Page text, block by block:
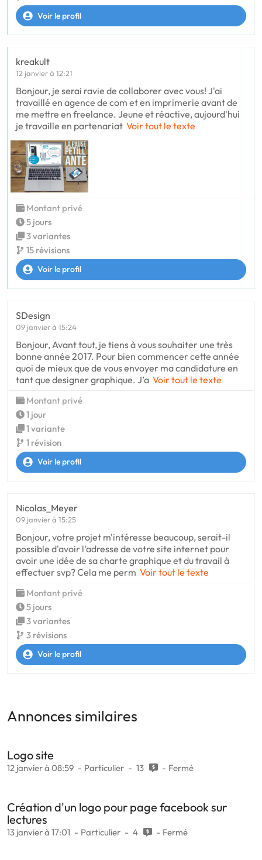
Voir le profil
kreakult
12 janvier à 12:21
Bonjour, je serai ravie de collaborer avec vous! J'ai
travaillé en agence de com et en imprimerie avant de
me mettre en freelance. Jeune et réactive, aujourd'hui
je travaille en partenariat Voir tout le texte
Montant privé
5 jours
3 variantes
15 révisions
Voir le profil
SDesign
09 janvier à 15:24
Bonjour, Avant tout, je tiens à vous souhaiter une très
bonne année 2017. Pour bien commencer cette année
quoi de mieux que de vous envoyer ma candidature en
tant que designer graphique. J’a Voir tout le texte
Montant privé
1 jour
1 variante
1 révision
Voir le profil
Nicolas_Meyer
09 janvier à 15:25
Bonjour, votre projet m'intéresse beaucoup, serait-il
possible d'avoir l'adresse de votre site internet pour
avoir une idée de sa charte graphique et du travail à
effectuer svp? Cela me perm Voir tout le texte
Montant privé
5 jours
3 variantes
3 révisions
Voir le profil
Annonces similaires
Logo site
12 janvier à 08:59 Particulier 13 Fermé
Création d'un logo pour page facebook sur
lectures
13 janvier à 17:01 Particulier 4 Fermé